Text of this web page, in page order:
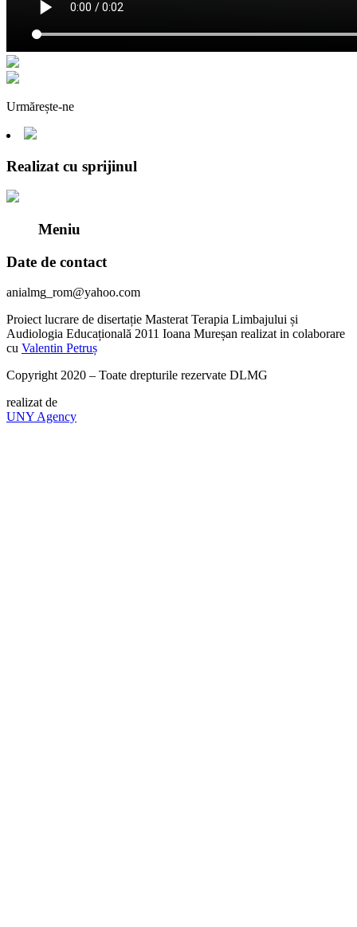
Urmărește-ne
Realizat cu sprijinul
Meniu
Date de contact
anialmg_rom@yahoo.com
Proiect lucrare de disertație Masterat Terapia Limbajului și
Audiologia Educațională 2011 Ioana Mureșan realizat in colaborare
cu Valentin Petruș
Copyright 2020 – Toate drepturile rezervate DLMG
realizat de
UNY Agency